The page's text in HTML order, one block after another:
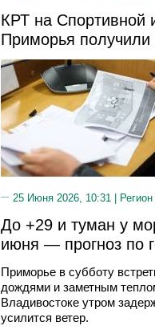
КРТ на Спортивной
Приморья получили
25 Июня 2026, 10:31 |
До +29 и туман у
июня — прогноз по
Приморье в субботу
дождями и заметным
Владивостоке утром
усилится ветер.